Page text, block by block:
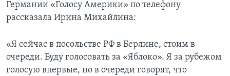
Германии «Голосу Америки» по телефону
рассказала Ирина Михайлина:
«Я сейчас в посольстве РФ в Берлине, стоим в
очереди. Буду голосовать за «Яблоко». Я за рубежом
голосую впервые, но в очереди говорят, что